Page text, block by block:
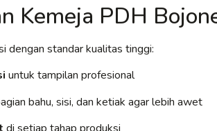
Kemeja PDH
dengan standar kualitas tinggi:
untuk tampilan profesional
bahu, sisi, dan ketiak agar lebih awet